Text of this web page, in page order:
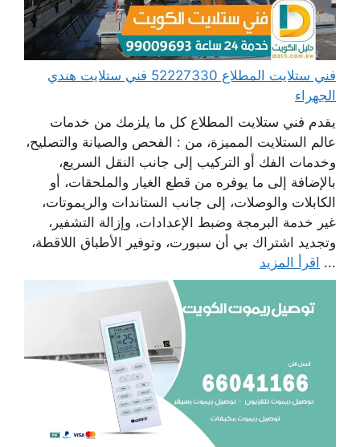
فني ستلايت المطلاع 52227330 فني ستلايت هندي
الجهراء
يقدم فني ستلايت المطلاع كل ما يلزمك من خدمات
عالم الستلايت المميزة، من : الفحص والصيانة والتصليح،
وخدمات الفك أو التركيب إلى جانب النقل السريع،
بالإضافة إلى ما يوفره من قطع الغيار والملحقات، أو
الكابلات والوصلات، إلى جانب الستاندات والريموتات،
غير خدمة البرمجة وضبط الإعدادات، وإزالة التشفير،
وتجديد اشتراك بي أن سبورت، وتوفير الأطباق اللاقطة،
... اقرأ المزيد